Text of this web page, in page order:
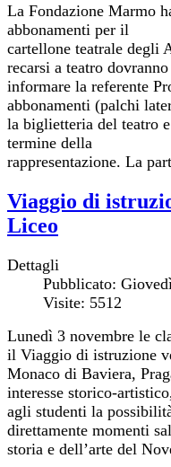
La Fondazione Marmo
abbonamenti per il
cartellone teatrale degli
recarsi a teatro dovranno
informare la referente
abbonamenti (palchi
la biglietteria del teatro
termine della
rappresentazione. La
Viaggio di
Liceo
Dettagli
Pubblicato:
Visite: 5512
Lunedì 3 novembre le
il Viaggio di istruzione
Monaco di Baviera,
interesse storico-
agli studenti la
direttamente momenti
storia e dell’arte del